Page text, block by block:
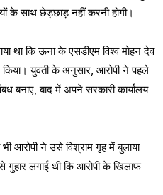
के साथ छेड़छाड़ नहीं करनी होगी।
था कि ऊना के एसडीएम विश्व मोहन देव
किया। युवती के अनुसार, आरोपी ने पहले
बनाए, बाद में अपने सरकारी कार्यालय
आरोपी ने उसे विश्राम गृह में बुलाया
गुहार लगाई थी कि आरोपी के खिलाफ